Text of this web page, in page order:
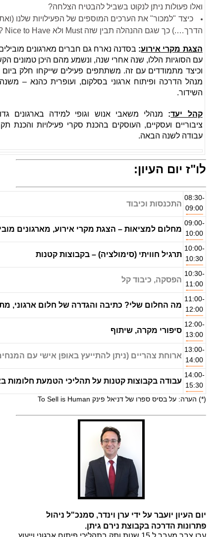
ואלו פעולות ניתן לנקוט בשביל להבטיח הצלחה?
כיצד "למכור" את הערכים המוספים של הפעילויות שלנו
הדרך….) כך שגם ההנהלה תבין שזה Must ולא Nice to Have ?
הצגת מקרי אירוע: בסדנה נארח גם חברים מארגונים
עם הסוגיות הללו, שנה אחרי שנה, ונשמע מהם היכן טמונים
וכיצד מתמודדים עם זה. משתתפים פעילים שייקחו חלק ביום
מנהל הדרכה ופיתוח ארגוני בסלקום, ועופרית כהנא –
השידור.
קהל יעד: מנהלי משאבי אנוש וגופי למידה בארגונים
ציבוריים ועסקיים, העוסקים בהכנת סקרי פעילויות והכנת
עבודה לשנה הבאה.
לו"ז יום העיון:
08:30-
09:00 התכנסות וכיבוד
09:00-
10:00 מחלום למציאות – הצגת מקרי אירוע, מארגונים
10:00-
10:30 תרגיל חוויתי (סימולציה) – בקבוצות קטנות
10:30-
11:00 הפסקה, כיבוד קל
11:00-
12:00 מה החלום שלי? כתיבה והגדרה של חלום ארגוני,
12:00-
13:00 סיפורי מקרה, שיתוף
13:00-
14:00 ארוחת צהריים (ניתן להתייעץ באופן אישי עם
14:00-
15:30 עבודה בקבוצות קטנות על תהליכי הטמעת חלומות
(*) הערה: על בסיס ספרו של דניאל פינק To Sell is Human
יום העיון יועבר על ידי ערן וינדר, סמנכ"ל ניהול
פתרונות הדרכה בקבוצת נירם גיתן.